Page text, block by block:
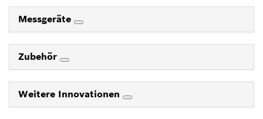
Messgeräte
Zubehör
Weitere Innovationen